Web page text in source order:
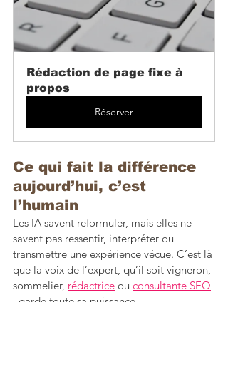
Rédaction de page fixe à
propos
Réserver
Ce qui fait la différence
aujourd’hui, c’est
l’humain
Les IA savent reformuler, mais elles ne
savent pas ressentir, interpréter ou
transmettre une expérience vécue. C’est là
que la voix de l’expert, qu’il soit vigneron,
sommelier, rédactrice ou consultante SEO
, garde toute sa puissance.